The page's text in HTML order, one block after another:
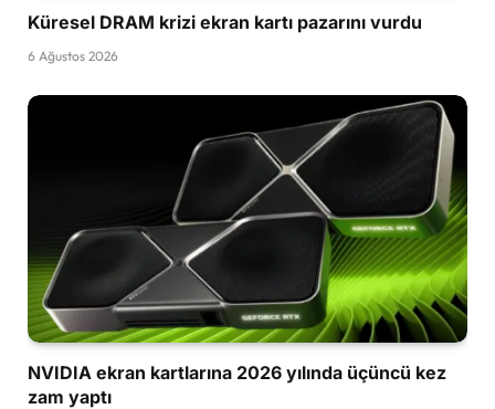
Küresel DRAM krizi ekran kartı pazarını vurdu
6 Ağustos 2026
NVIDIA ekran kartlarına 2026 yılında üçüncü kez
zam yaptı